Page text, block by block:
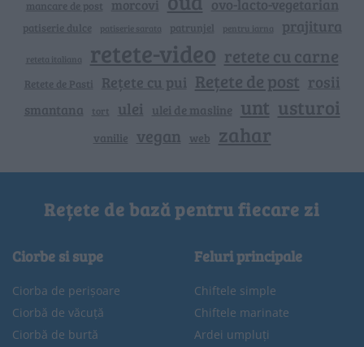
mancare de post morcovi
patiserie dulce patiserie sarata patrunjel pentru iarna prajitura
reteta italiana retete-video retete cu carne
Retete de Pasti Rețete cu pui Rețete de post rosii
smantana tort ulei ulei de masline unt usturoi
vanilie vegan web zahar
Rețete de bază pentru fiecare zi
Ciorbe si supe
Ciorba de perișoare
Ciorbă de văcuță
Ciorbă de burtă
Feluri principale
Chiftele simple
Chiftele marinate
Ardei umpluți